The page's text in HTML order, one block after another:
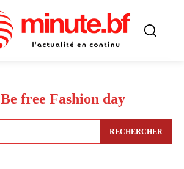
Be free Fashion day
RECHERCHER